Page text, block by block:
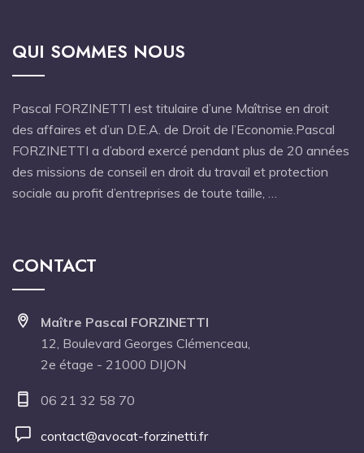
QUI SOMMES NOUS
Pascal FORZINETTI est titulaire d’une Maîtrise en droit
des affaires et d’un D.E.A. de Droit de l’Economie.Pascal
FORZINETTI a d’abord exercé pendant plus de 20 années
des missions de conseil en droit du travail et protection
sociale au profit d’entreprises de toute taille, …
CONTACT
Maître Pascal FORZINETTI
12, Boulevard Georges Clémenceau,
2e étage - 21000 DIJON
06 21 32 58 70
contact@avocat-forzinetti.fr